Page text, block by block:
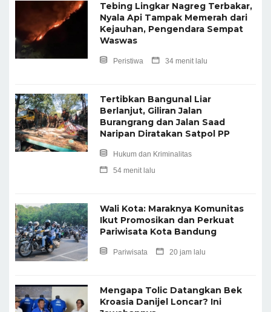
Tebing Lingkar Nagreg Terbakar,
Nyala Api Tampak Memerah dari
Kejauhan, Pengendara Sempat
Waswas
Peristiwa 34 menit lalu
Tertibkan Bangunal Liar
Berlanjut, Giliran Jalan
Burangrang dan Jalan Saad
Naripan Diratakan Satpol PP
Hukum dan Kriminalitas
54 menit lalu
Wali Kota: Maraknya Komunitas
Ikut Promosikan dan Perkuat
Pariwisata Kota Bandung
Pariwisata 20 jam lalu
Mengapa Tolic Datangkan Bek
Kroasia Danijel Loncar? Ini